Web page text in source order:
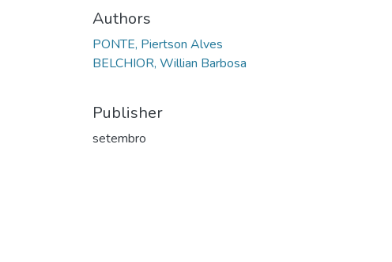
Authors
PONTE, Piertson Alves
BELCHIOR, Willian Barbosa
Publisher
setembro